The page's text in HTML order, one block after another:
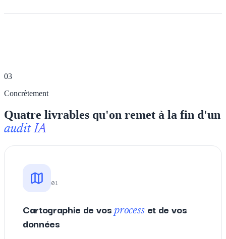
03
Concrètement
Quatre livrables qu'on remet à la fin d'un
audit IA
01
Cartographie de vosprocess et de vos
données